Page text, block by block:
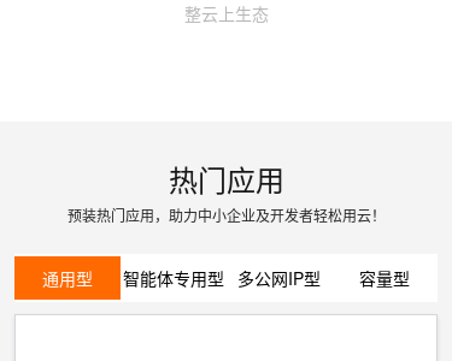
整云上生态
热门应用
预装热门应用，助力中小企业及开发者轻松用云！
通用型 智能体专用型 多公网IP型 容量型